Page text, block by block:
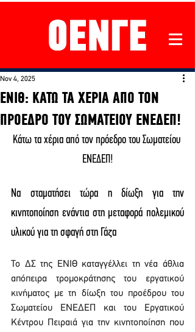
ΕΝΙΘ: ΚΑΤΩ ΤΑ ΧΕΡΙΑ ΑΠΟ ΤΟΝ
ΠΡΟΕΔΡΟ ΤΟΥ ΣΩΜΑΤΕΙΟΥ ΕΝΕΔΕΠ!
Nov 4, 2025
Κάτω τα χέρια από τον πρόεδρο του Σωματείου
ΕΝΕΔΕΠ!
Να σταματήσει τώρα η δίωξη για την
κινητοποίηση ενάντια στη μεταφορά πολεμικού
υλικού για τη σφαγή στη Γάζα
Το ΔΣ της ΕΝΙΘ καταγγέλλει τη νέα άθλια
απόπειρα τρομοκράτησης του εργατικού
κινήματος με τη δίωξη του προέδρου του
Σωματείου ΕΝΕΔΕΠ και του Εργατικού
Κέντρου Πειραιά για την κινητοποίηση που